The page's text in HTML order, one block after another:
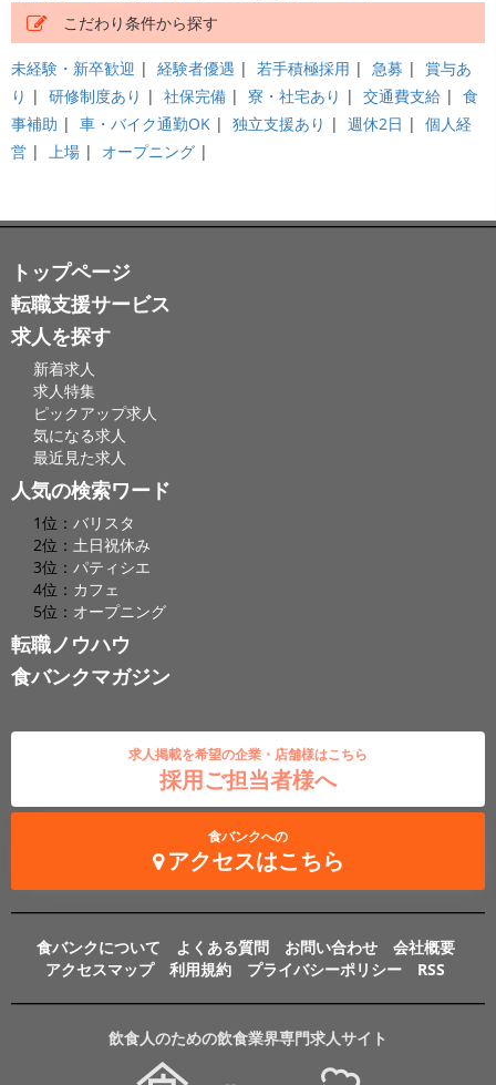
こだわり条件から探す
未経験・新卒歓迎 | 経験者優遇 | 若手積極採用 | 急募 | 賞与あ
り | 研修制度あり | 社保完備 | 寮・社宅あり | 交通費支給 | 食
事補助 | 車・バイク通勤OK | 独立支援あり | 週休2日 | 個人経
営 | 上場 | オープニング |
トップページ
転職支援サービス
求人を探す
新着求人
求人特集
ピックアップ求人
気になる求人
最近見た求人
人気の検索ワード
1位： バリスタ
2位： 土日祝休み
3位： パティシエ
4位： カフェ
5位： オープニング
転職ノウハウ
食バンクマガジン
求人掲載を希望の企業・店舗様はこちら
採用ご担当者様へ
食バンクへの
アクセスはこちら
食バンクについて よくある質問 お問い合わせ
会社概要
アクセスマップ
利用規約 プライバシーポリシー RSS
飲食人のための飲食業界専門求人サイト